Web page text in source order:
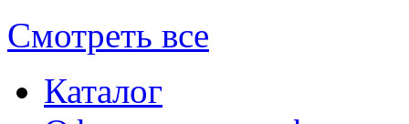
Смотреть все
Каталог